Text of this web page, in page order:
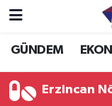
GÜNDEM
Erzincan
Hava
Trafik